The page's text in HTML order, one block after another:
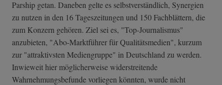
Parship getan. Daneben gelte es selbstverständlich, Synergien
zu nutzen in den 16 Tageszeitungen und 150 Fachblättern, die
zum Konzern gehören. Ziel sei es, "Top-Journalismus"
anzubieten, "Abo-Marktführer für Qualitätsmedien", kurzum
zur "attraktivsten Mediengruppe" in Deutschland zu werden.
Inwieweit hier möglicherweise widerstreitende
Wahrnehmungsbefunde vorliegen könnten, wurde nicht